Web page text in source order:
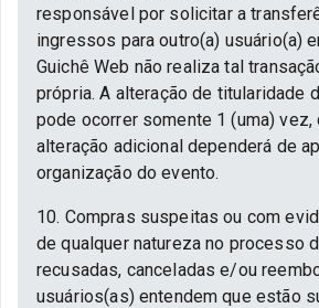
responsável por solicitar a
ingressos para outro(a) usuário(a)
Guichê Web não realiza tal
própria. A alteração de titularidade
pode ocorrer somente 1 (uma) vez,
alteração adicional dependerá de
organização do evento.
10. Compras suspeitas ou com
de qualquer natureza no processo
recusadas, canceladas e/ou
usuários(as) entendem que estão